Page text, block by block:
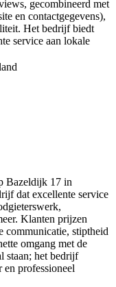
gecombineerd met
en contactgegevens),
Het bedrijf biedt
service aan lokale
Bazeldijk 17 in
dat excellente service
Klanten prijzen
stiptheid
omgang met de
staan; het bedrijf
en professioneel